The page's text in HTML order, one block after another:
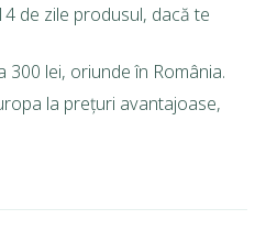
de zile produsul, dacă te
300 lei, oriunde în România.
la prețuri avantajoase,